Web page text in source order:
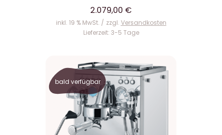
2.079,00 €
inkl. 19 % MwSt. zzgl. Versandkosten
Lieferzeit: 3-5 Tage
bald verfügbar